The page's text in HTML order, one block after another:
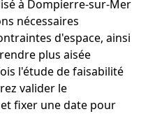
à Dompierre-sur-Mer
nécessaires
d'espace, ainsi
plus aisée
l'étude de faisabilité
valider le
fixer une date pour